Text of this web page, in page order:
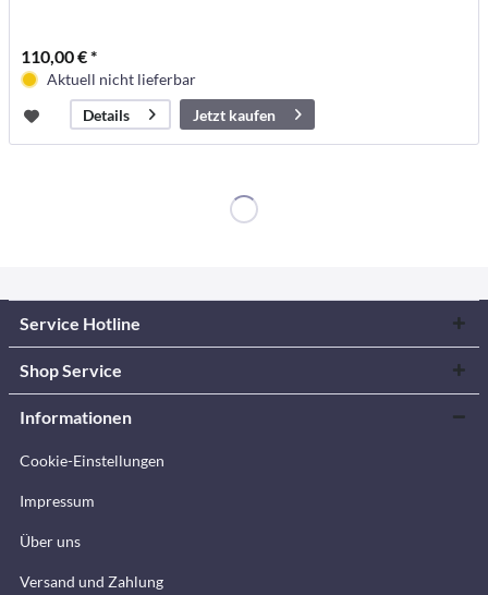
110,00 € *
Aktuell nicht lieferbar
Details
Jetzt kaufen
Service Hotline
Shop Service
Informationen
Cookie-Einstellungen
Impressum
Über uns
Versand und Zahlung